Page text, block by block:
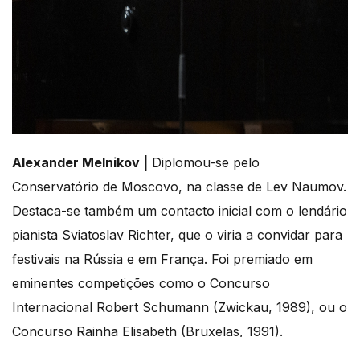
Alexander Melnikov |
Diplomou-se pelo
Conservatório de Moscovo, na classe de Lev Naumov.
Destaca-se também um contacto inicial com o lendário
pianista Sviatoslav Richter, que o viria a convidar para
festivais na Rússia e em França. Foi premiado em
eminentes competições como o Concurso
Internacional Robert Schumann (Zwickau, 1989), ou o
Concurso Rainha Elisabeth (Bruxelas, 1991).